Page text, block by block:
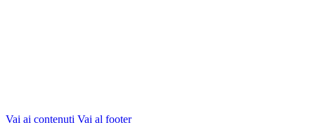
Vai ai contenuti Vai al footer